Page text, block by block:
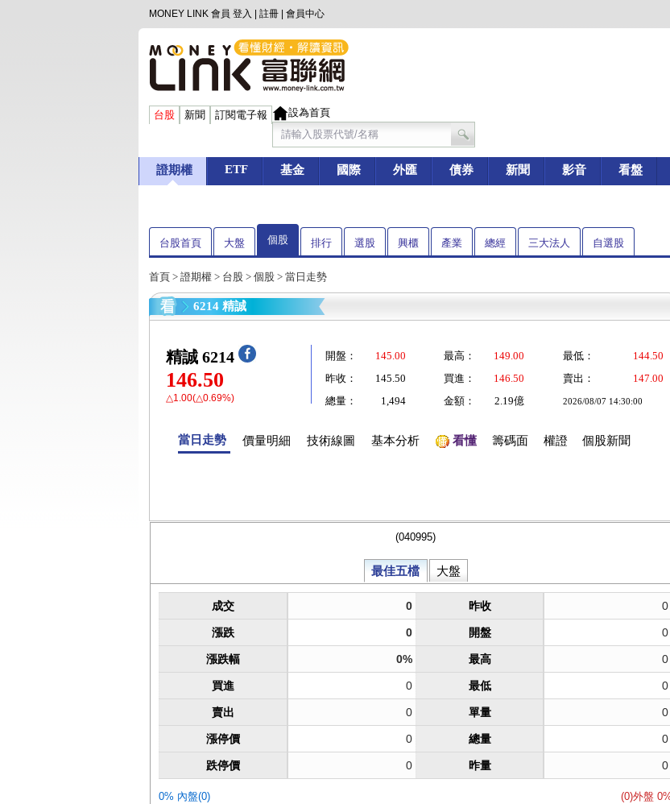
MONEY LINK 會員 登入 註冊 會員中心
台股 新聞 訂閱電子報 設為首頁
證期權 ETF 基金 國際 外匯 債券 新聞 影音 看盤
台股首頁 大盤 個股 排行 選股 興櫃 產業 總經 三大法人 自選股
首頁 > 證期權 > 台股 > 個股 > 當日走勢
6214 精誠
精誠 6214
146.50
△1.00(△0.69%)
開盤： 145.00 最高： 149.00 最低：
144.50
昨收：
145.50 買進： 146.50 賣出：
147.00
總量：
1,494 金額： 2.19億 2026/08/07 14:30:00
當日走勢 價量明細 技術線圖 基本分析 看懂 籌碼面 權證 個股新聞